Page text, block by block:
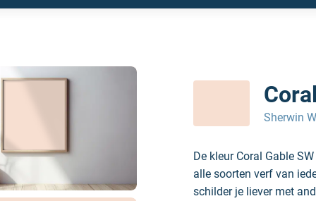
Sherwin
De kleur Coral Gable
alle soorten verf van
schilder je liever met